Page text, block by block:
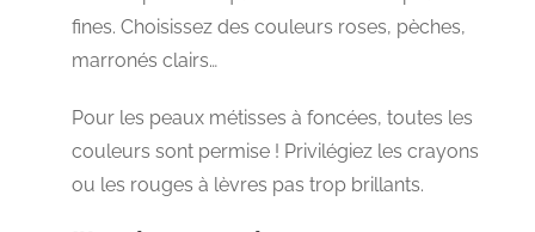
fines. Choisissez des couleurs roses, pèches,
marronés clairs…
Pour les peaux métisses à foncées, toutes les
couleurs sont permise ! Privilégiez les crayons
ou les rouges à lèvres pas trop brillants.